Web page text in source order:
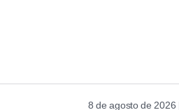
8 de agosto de 2026